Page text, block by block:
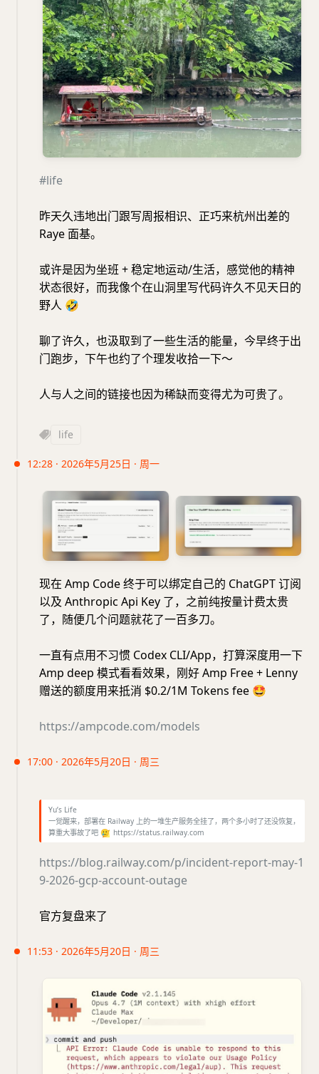
#life
昨天久违地出门跟写周报相识、正巧来杭州出差的
Raye 面基。
或许是因为坐班 + 稳定地运动/生活，感觉他的精神
状态很好，而我像个在山洞里写代码许久不见天日的
野人 🤣
聊了许久，也汲取到了一些生活的能量，今早终于出
门跑步，下午也约了个理发收拾一下～
人与人之间的链接也因为稀缺而变得尤为可贵了。
life
12:28 · 2026年5月25日 · 周一
现在 Amp Code 终于可以绑定自己的 ChatGPT 订阅
以及 Anthropic Api Key 了，之前纯按量计费太贵
了，随便几个问题就花了一百多刀。
一直有点用不习惯 Codex CLI/App，打算深度用一下
Amp deep 模式看看效果，刚好 Amp Free + Lenny
赠送的额度用来抵消 $0.2/1M Tokens fee 🤩
https://ampcode.com/models
17:00 · 2026年5月20日 · 周三
Yu’s Life
一觉醒来，部署在 Railway 上的一堆生产服务全挂了，两个多小时了还没恢复，
算重大事故了吧 🥲 https://status.railway.com
https://blog.railway.com/p/incident-report-may-1
9-2026-gcp-account-outage
官方复盘来了
11:53 · 2026年5月20日 · 周三